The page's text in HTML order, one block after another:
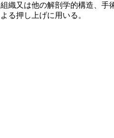
組織又は他の解剖学的構造、手
よる押し上げに用いる。